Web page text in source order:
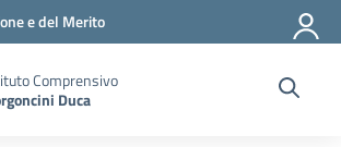
e del Merito
Comprensivo
Duca